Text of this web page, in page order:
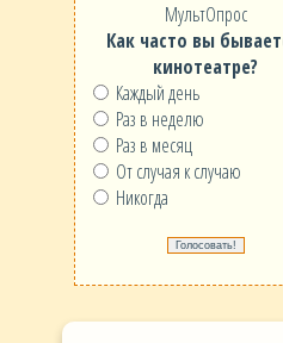
МультОпрос
Как часто вы
кинотеатре?
Каждый день
Раз в неделю
Раз в месяц
От случая к случаю
Никогда